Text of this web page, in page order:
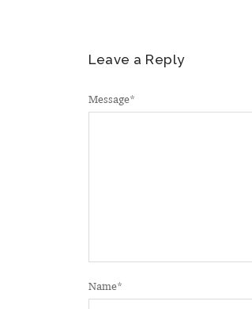
Leave a Reply
Message*
Name*